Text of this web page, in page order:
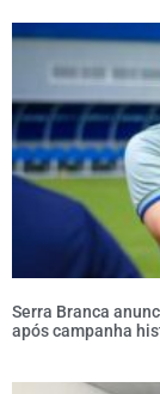
Serra Branca
após campanha